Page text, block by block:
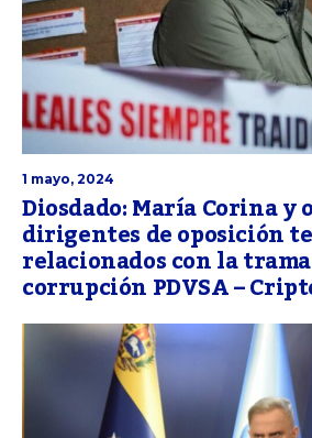
1 mayo, 2024
Diosdado: María Corina y
dirigentes de oposición
relacionados con la
corrupción PDVSA –